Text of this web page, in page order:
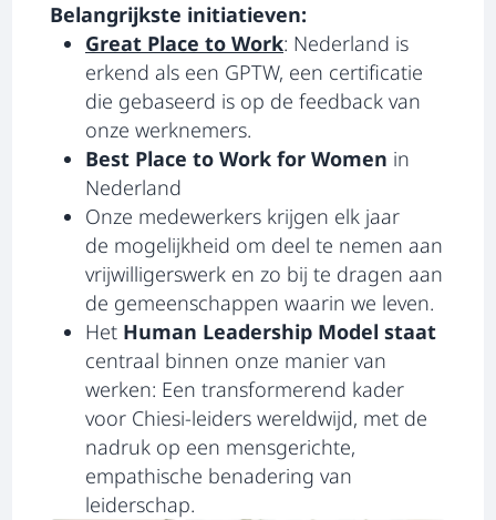
Belangrijkste initiatieven:
Great Place to Workopens in a new tab
: Nederland is
erkend als een GPTW, een certificatie
die gebaseerd is op de feedback van
onze werknemers.
Best Place to Work for Women in
Nederland
Onze medewerkers krijgen elk jaar
de mogelijkheid om deel te nemen aan
vrijwilligerswerk en zo bij te dragen aan
de gemeenschappen waarin we leven.
Het Human Leadership Model staat
centraal binnen onze manier van
werken: Een transformerend kader
voor Chiesi-leiders wereldwijd, met de
nadruk op een mensgerichte,
empathische benadering van
leiderschap.